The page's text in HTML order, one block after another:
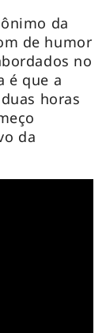
da
de humor
no
é que a
horas
da